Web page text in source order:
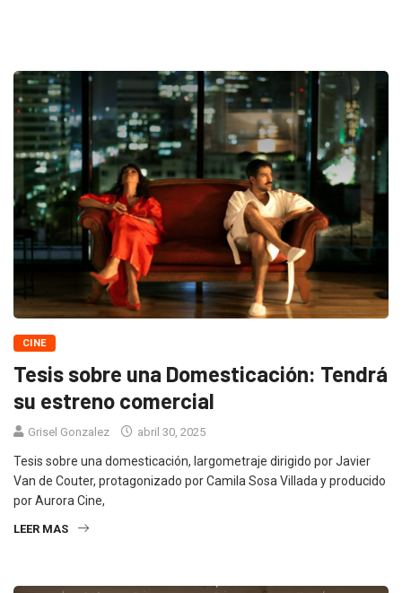
CINE
Tesis sobre una Domesticación: Tendrá
su estreno comercial
Grisel Gonzalez abril 30, 2025
Tesis sobre una domesticación, largometraje dirigido por Javier
Van de Couter, protagonizado por Camila Sosa Villada y producido
por Aurora Cine,
LEER MAS